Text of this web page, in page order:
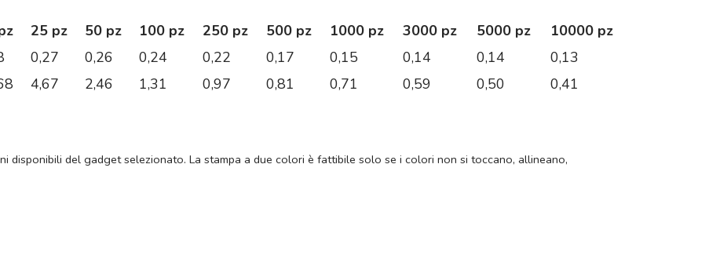
25 pz 50 pz 100 pz 250 pz 500 pz 1000 pz 3000 pz 5000 pz
10000 pz
0,27 0,26 0,24 0,22 0,17 0,15 0,14 0,14
0,13
4,67 2,46 1,31 0,97 0,81 0,71 0,59 0,50 0,41
disponibili del gadget selezionato. La stampa a due colori è fattibile solo se i colori non si toccano, allineano,